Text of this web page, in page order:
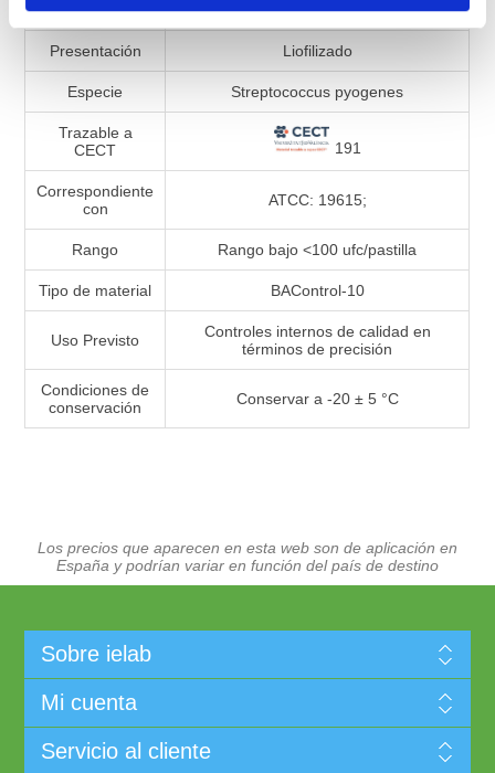
Referencia 992761
Presentación Liofilizado
Especie Streptococcus pyogenes
Trazable a
CECT
191
Correspondiente
con
ATCC: 19615;
Rango Rango bajo <100 ufc/pastilla
Tipo de material BAControl-10
Uso Previsto
Controles internos de calidad en
términos de precisión
Condiciones de
conservación
Conservar a -20 ± 5 °C
Los precios que aparecen en esta web son de aplicación en
España y podrían variar en función del país de destino
Sobre ielab
Mi cuenta
Servicio al cliente